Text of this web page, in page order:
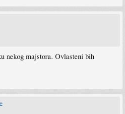
nekog majstora. Ovlasteni bih